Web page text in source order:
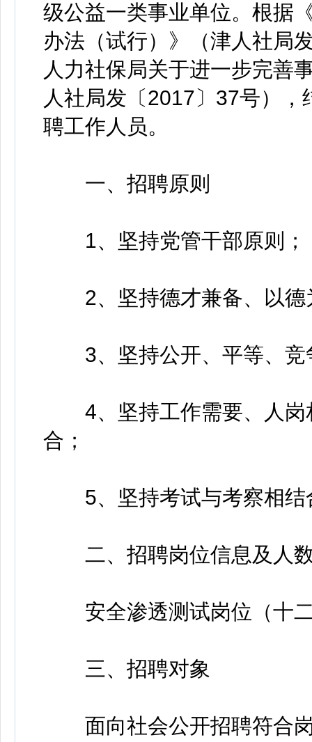
级公益一类事业单位。根据
办法（试行）》（津人社局
人力社保局关于进一步完善
人社局发〔2017〕37号）
聘工作人员。
一、招聘原则
1、坚持党管干部原则；
2、坚持德才兼备、以德
3、坚持公开、平等、竞
4、坚持工作需要、人岗
合；
5、坚持考试与考察相结
二、招聘岗位信息及人
安全渗透测试岗位（十二
三、招聘对象
面向社会公开招聘符合岗